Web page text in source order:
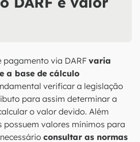
pagamento via DARF varia
a base de cálculo
verificar a legislação
para assim determinar a
o valor devido. Além
possuem valores mínimos para
consultar as normas